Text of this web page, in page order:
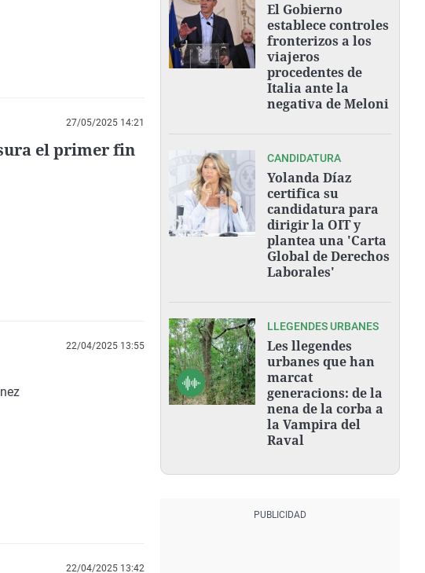
27/05/2025 14:21
el primer fin
22/04/2025 13:55
22/04/2025 13:42
El Gobierno
establece controles
fronterizos a los
viajeros
procedentes de
Italia ante la
negativa de Meloni
CANDIDATURA
Yolanda Díaz
certifica su
candidatura para
dirigir la OIT y
plantea una 'Carta
Global de Derechos
Laborales'
LLEGENDES URBANES
Les llegendes
urbanes que han
marcat
generacions: de la
nena de la corba a
la Vampira del
Raval